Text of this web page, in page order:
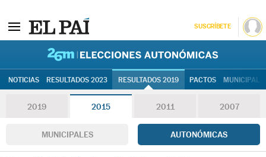
SUSCRÍBETE
NOTICIAS RESULTADOS 2023 RESULTADOS 2019 PACTOS
2019 2015 2011 2007
MUNICIPALES AUTONÓMICAS